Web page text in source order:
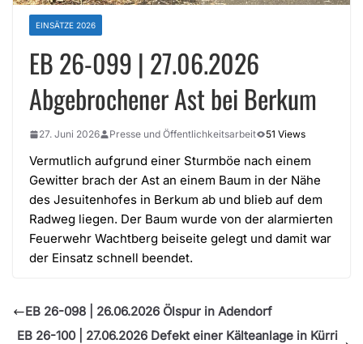
EINSÄTZE 2026
EB 26-099 | 27.06.2026
Abgebrochener Ast bei Berkum
27. Juni 2026 Presse und Öffentlichkeitsarbeit 51 Views
Vermutlich aufgrund einer Sturmböe nach einem
Gewitter brach der Ast an einem Baum in der Nähe
des Jesuitenhofes in Berkum ab und blieb auf dem
Radweg liegen. Der Baum wurde von der alarmierten
Feuerwehr Wachtberg beiseite gelegt und damit war
der Einsatz schnell beendet.
EB 26-098 | 26.06.2026 Ölspur in Adendorf
EB 26-100 | 27.06.2026 Defekt einer Kälteanlage in Kürri